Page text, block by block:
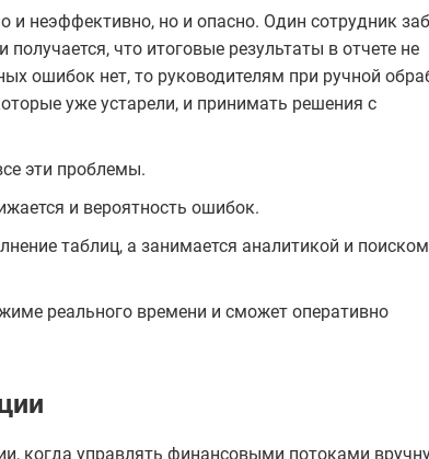
и неэффективно, но и опасно. Один сотрудник
получается, что итоговые результаты в отчете не
ошибок нет, то руководителям при ручной
уже устарели, и принимать решения с
эти проблемы.
и вероятность ошибок.
таблиц, а занимается аналитикой и поиском
реального времени и сможет оперативно
когда управлять финансовыми потоками